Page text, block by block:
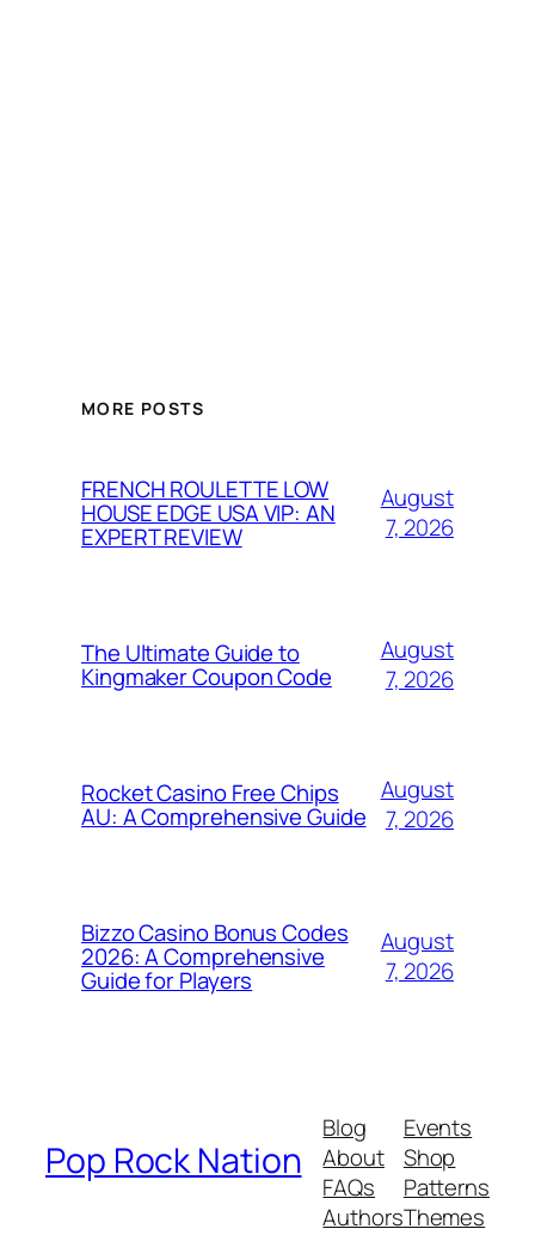
MORE POSTS
FRENCH ROULETTE LOW
HOUSE EDGE USA VIP: AN
EXPERT REVIEW
August
7, 2026
The Ultimate Guide to
Kingmaker Coupon Code
August
7, 2026
Rocket Casino Free Chips
AU: A Comprehensive Guide
August
7, 2026
Bizzo Casino Bonus Codes
2026: A Comprehensive
Guide for Players
August
7, 2026
Pop Rock Nation
Blog
About
FAQs
Authors
Events
Shop
Patterns
Themes